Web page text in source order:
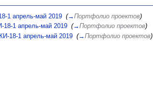
1 апрель-май 2019‎ (→Портфолио проектов)
1 апрель-май 2019‎ (→Портфолио проектов)
18-1 апрель-май 2019‎ (→Портфолио проектов)